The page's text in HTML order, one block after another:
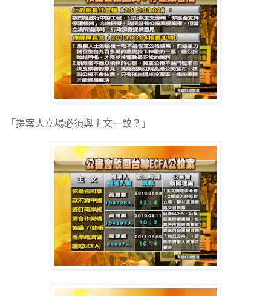
「提案人立場必須與主文一致？」